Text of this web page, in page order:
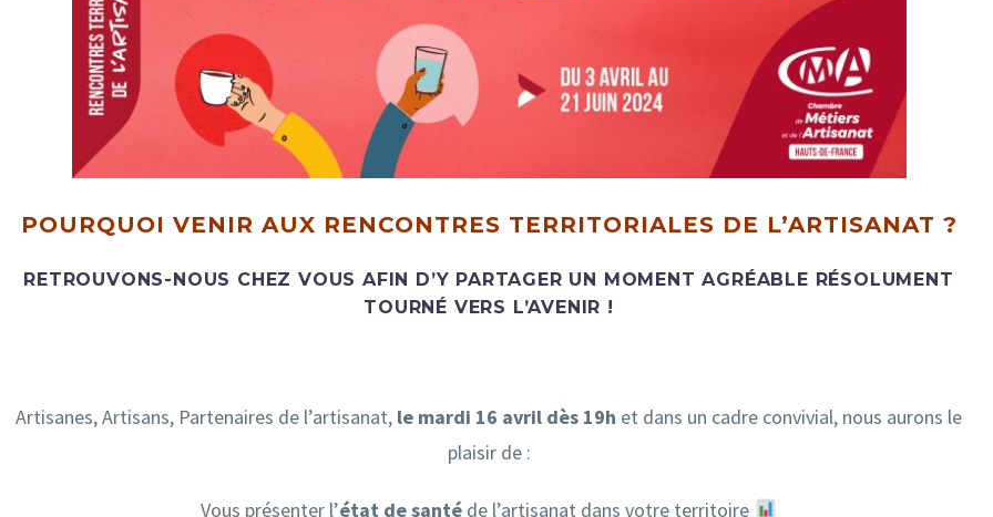
POURQUOI VENIR AUX RENCONTRES TERRITORIALES DE L’ARTISANAT ?
RETROUVONS-NOUS CHEZ VOUS AFIN D’Y PARTAGER UN MOMENT AGRÉABLE RÉSOLUMENT
TOURNÉ VERS L’AVENIR !
Artisanes, Artisans, Partenaires de l’artisanat, le mardi 16 avril dès 19h et dans un cadre convivial, nous aurons le
plaisir de :
Vous présenter l’état de santé de l’artisanat dans votre territoire